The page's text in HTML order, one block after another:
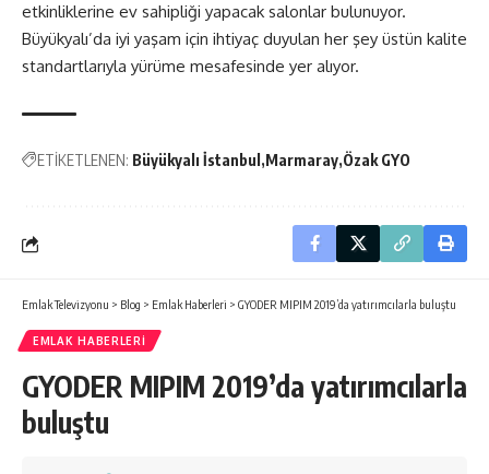
etkinliklerine ev sahipliği yapacak salonlar bulunuyor.
Büyükyalı’da iyi yaşam için ihtiyaç duyulan her şey üstün kalite
standartlarıyla yürüme mesafesinde yer alıyor.
ETİKETLENEN: Büyükyalı İstanbul Marmaray Özak GYO
Emlak Televizyonu > Blog > Emlak Haberleri > GYODER MIPIM 2019’da yatırımcılarla buluştu
EMLAK HABERLERI
GYODER MIPIM 2019’da yatırımcılarla
buluştu